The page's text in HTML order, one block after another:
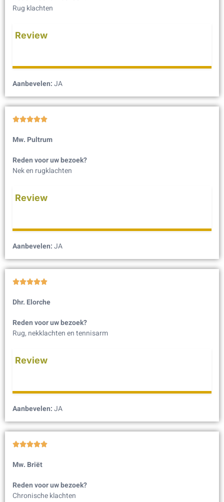
Rug klachten
Review
Aanbevelen:JA

Mw. Pultrum
Reden voor uw bezoek?
Nek en rugklachten
Review
Aanbevelen:JA

Dhr. Elorche
Reden voor uw bezoek?
Rug, nekklachten en tennisarm
Review
Aanbevelen:JA

Mw. Briët
Reden voor uw bezoek?
Chronische klachten